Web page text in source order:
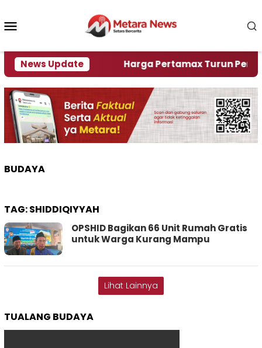
konten
News Update
Krisi Air Harga Pertamax Turun Per Hari
BUDAYA
TAG:SHIDDIQIYYAH
OPSHID Bagikan 66 Unit Rumah Gratis
untuk Warga Kurang Mampu
Lihat Lainnya
TUALANG BUDAYA